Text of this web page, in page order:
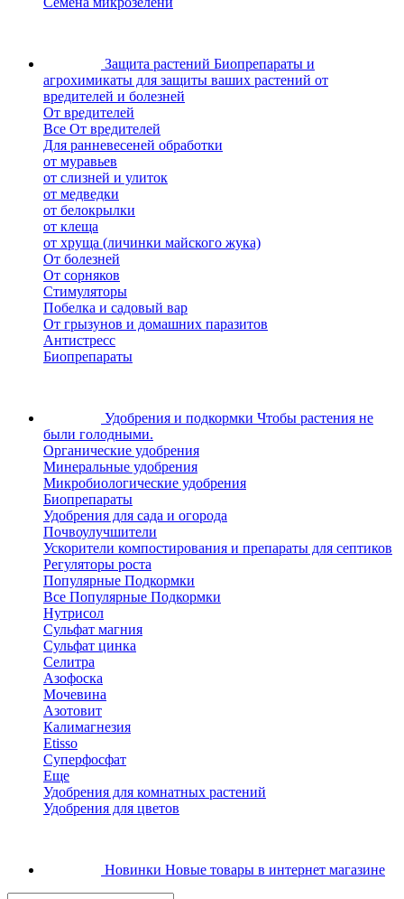
Защита растений Биопрепараты и
агрохимикаты для защиты ваших растений от
вредителей и болезней
От вредителей
Все От вредителей
Для ранневесеней обработки
от муравьев
от слизней и улиток
от медведки
от белокрылки
от клеща
от хруща (личинки майского жука)
От болезней
От сорняков
Стимуляторы
Побелка и садовый вар
От грызунов и домашних паразитов
Антистресс
Биопрепараты
Удобрения и подкормки Чтобы растения не
были голодными.
Органические удобрения
Минеральные удобрения
Микробиологические удобрения
Биопрепараты
Удобрения для сада и огорода
Почвоулучшители
Ускорители компостирования и препараты для септиков
Регуляторы роста
Популярные Подкормки
Все Популярные Подкормки
Нутрисол
Сульфат магния
Сульфат цинка
Селитра
Азофоска
Мочевина
Азотовит
Калимагнезия
Etisso
Суперфосфат
Еще
Удобрения для комнатных растений
Удобрения для цветов
Новинки Новые товары в интернет магазине